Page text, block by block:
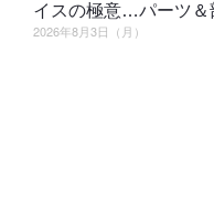
イスの極意…パーツ＆
2026年8月3日（月）